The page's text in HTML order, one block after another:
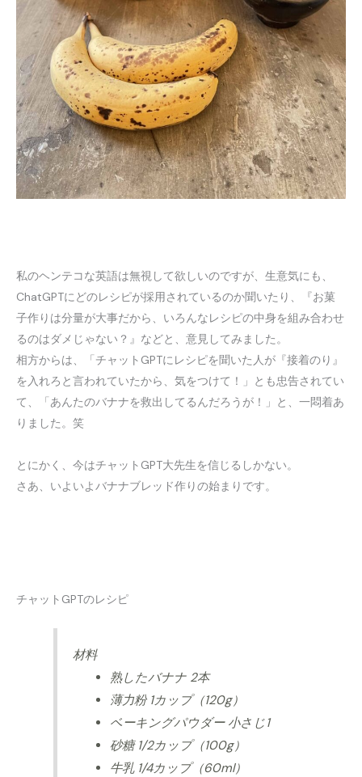
私のヘンテコな英語は無視して欲しいのですが、生意気にも、
ChatGPTにどのレシピが採用されているのか聞いたり、『お菓
子作りは分量が大事だから、いろんなレシピの中身を組み合わせ
るのはダメじゃない？』などと、意見してみました。
相方からは、「チャットGPTにレシピを聞いた人が『接着のり』
を入れろと言われていたから、気をつけて！」とも忠告されてい
て、「あんたのバナナを救出してるんだろうが！」と、一悶着あ
りました。笑
とにかく、今はチャットGPT大先生を信じるしかない。
さあ、いよいよバナナブレッド作りの始まりです。
チャットGPTのレシピ
材料
熟したバナナ 2本
薄力粉 1カップ（120g）
ベーキングパウダー 小さじ1
砂糖 1/2カップ（100g）
牛乳 1/4カップ（60ml）